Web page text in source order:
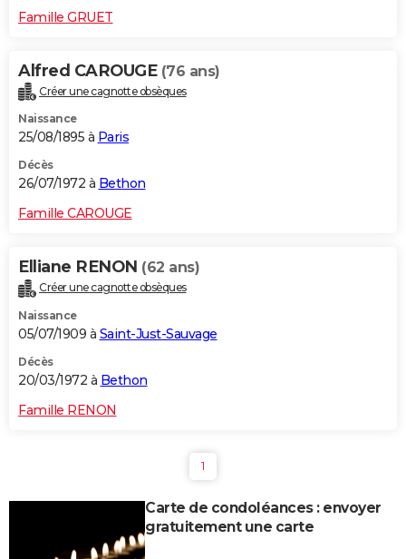
Famille GRUET
Alfred CAROUGE (76 ans)
Créer une cagnotte obsèques
Naissance
25/08/1895 à Paris
Décès
26/07/1972 à Bethon
Famille CAROUGE
Elliane RENON (62 ans)
Créer une cagnotte obsèques
Naissance
05/07/1909 à Saint-Just-Sauvage
Décès
20/03/1972 à Bethon
Famille RENON
1
Carte de condoléances : envoyer
gratuitement une carte